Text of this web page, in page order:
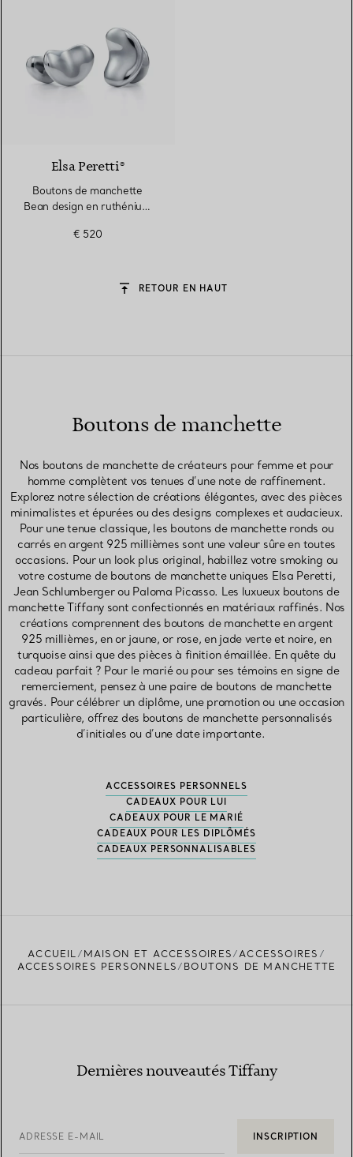
Elsa Peretti®
Boutons de manchette
Bean design en ruthénium
€ 520
RETOUR EN HAUT
Boutons de manchette
Nos boutons de manchette de créateurs pour femme et pour
homme complètent vos tenues d’une note de raffinement.
Explorez notre sélection de créations élégantes, avec des pièces
minimalistes et épurées ou des designs complexes et audacieux.
Pour une tenue classique, les boutons de manchette ronds ou
carrés en argent 925 millièmes sont une valeur sûre en toutes
occasions. Pour un look plus original, habillez votre smoking ou
votre costume de boutons de manchette uniques Elsa Peretti,
Jean Schlumberger ou Paloma Picasso. Les luxueux boutons de
manchette Tiffany sont confectionnés en matériaux raffinés. Nos
créations comprennent des boutons de manchette en argent
925 millièmes, en or jaune, or rose, en jade verte et noire, en
turquoise ainsi que des pièces à finition émaillée. En quête du
cadeau parfait ? Pour le marié ou pour ses témoins en signe de
remerciement, pensez à une paire de boutons de manchette
gravés. Pour célébrer un diplôme, une promotion ou une occasion
particulière, offrez des boutons de manchette personnalisés
d’initiales ou d’une date importante.
ACCESSOIRES PERSONNELS
CADEAUX POUR LUI
CADEAUX POUR LE MARIÉ
CADEAUX POUR LES DIPLÔMÉS
CADEAUX PERSONNALISABLES
ACCUEIL MAISON ET ACCESSOIRES
ACCESSOIRES
ACCESSOIRES PERSONNELS
BOUTONS DE MANCHETTE
Dernières nouveautés Tiffany
ADRESSE E-MAIL INSCRIPTION